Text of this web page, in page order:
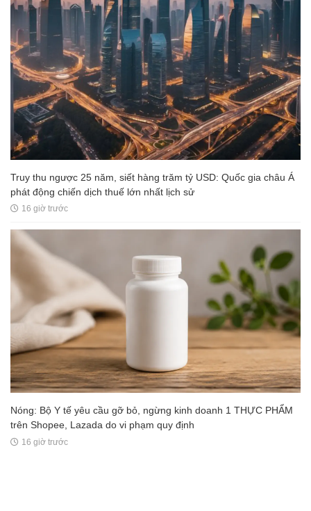
Truy thu ngược 25 năm, siết hàng trăm tỷ USD: Quốc gia châu Á
phát động chiến dịch thuế lớn nhất lịch sử
16 giờ trước
Nóng: Bộ Y tế yêu cầu gỡ bỏ, ngừng kinh doanh 1 THỰC PHẨM
trên Shopee, Lazada do vi phạm quy định
16 giờ trước